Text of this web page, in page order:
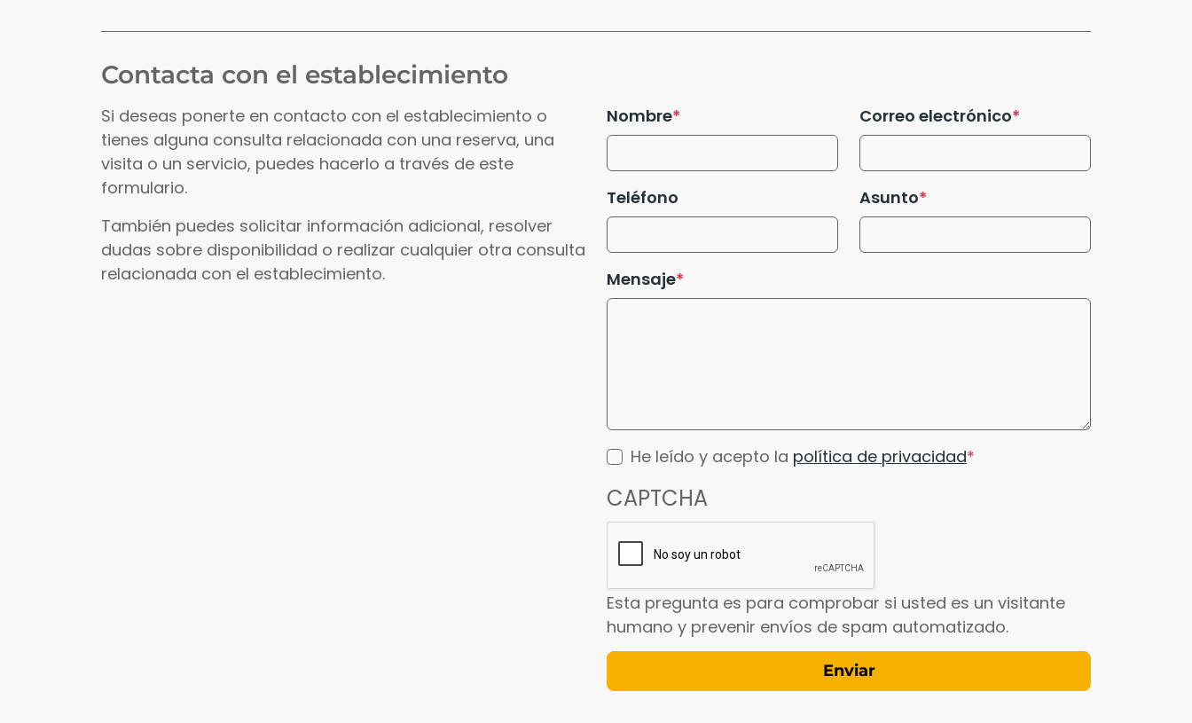
Contacta con el establecimiento
Si deseas ponerte en contacto con el establecimiento o
tienes alguna consulta relacionada con una reserva, una
visita o un servicio, puedes hacerlo a través de este
formulario.
También puedes solicitar información adicional, resolver
dudas sobre disponibilidad o realizar cualquier otra consulta
relacionada con el establecimiento.
Nombre Correo electrónico
Teléfono Asunto
Mensaje
He leído y acepto la política de privacidad
CAPTCHA
Esta pregunta es para comprobar si usted es un visitante
humano y prevenir envíos de spam automatizado.